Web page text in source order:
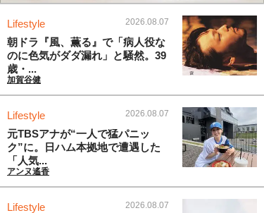
Lifestyle 2026.08.07
朝ドラ『風、薫る』で「病人役な
のに色気がダダ漏れ」と騒然。39
歳・...
加賀谷健
Lifestyle 2026.08.07
元TBSアナが“一人で猛パニッ
ク”に。日ハム本拠地で遭遇した
「人気...
アンヌ遙香
Lifestyle 2026.08.07